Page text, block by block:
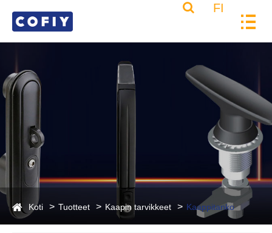
FI
Koti Tuotteet Kaapin tarvikkeet Kaappitanko